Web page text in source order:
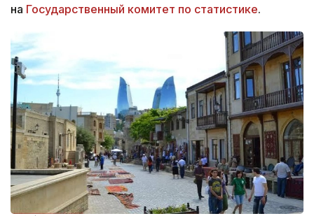
на Государственный комитет по статистике.